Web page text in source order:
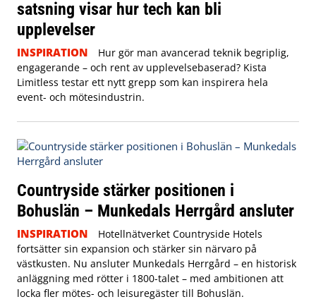
satsning visar hur tech kan bli
upplevelser
INSPIRATION
Hur gör man avancerad teknik begriplig,
engagerande – och rent av upplevelsebaserad? Kista
Limitless testar ett nytt grepp som kan inspirera hela
event- och mötesindustrin.
Countryside stärker positionen i
Bohuslän – Munkedals Herrgård ansluter
INSPIRATION
Hotellnätverket Countryside Hotels
fortsätter sin expansion och stärker sin närvaro på
västkusten. Nu ansluter Munkedals Herrgård – en historisk
anläggning med rötter i 1800-talet – med ambitionen att
locka fler mötes- och leisuregäster till Bohuslän.